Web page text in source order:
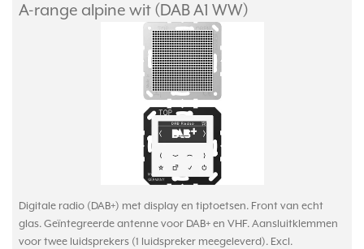
A-range alpine wit (DAB A1 WW)
Digitale radio (DAB+) met display en tiptoetsen. Front van echt
glas. Geïntegreerde antenne voor DAB+ en VHF. Aansluitklemmen
voor twee luidsprekers (1 luidspreker meegeleverd). Excl.